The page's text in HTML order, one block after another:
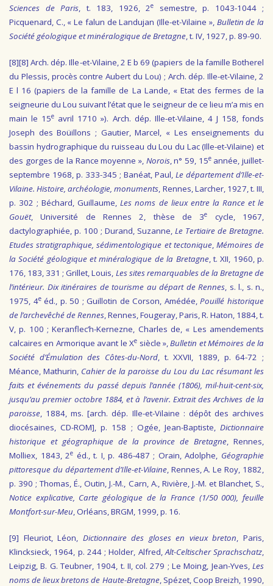
Sciences de Paris , t. 183, 1926, 2e
semestre, p. 1043-1044 ;
Picquenard, C., « Le falun de Landujan (Ille-et-Vilaine », Bulletin de la
Société géologique et minéralogique de Bretagne , t. IV, 1927, p. 89-90.
[8][8] Arch. dép. Ille-et-Vilaine, 2 E b 69 (papiers de la famille Botherel
du Plessis, procès contre Aubert du Lou) ; Arch. dép. Ille-et-Vilaine, 2
E l 16 (papiers de la famille de La Lande, « Etat des fermes de la
seigneurie du Lou suivant l’état que le seigneur de ce lieu m’a mis en
main le 15e avril 1710 »). Arch. dép. Ille-et-Vilaine, 4 J 158, fonds
Joseph des Boüillons ; Gautier, Marcel, « Les enseignements du
bassin hydrographique du ruisseau du Lou du Lac (Ille-et-Vilaine) et
des gorges de la Rance moyenne », Norois, n° 59, 15eannée, juillet-
septembre 1968, p. 333-345 ; Banéat, Paul, Le département d’Ille-et-
Vilaine. Histoire, archéologie, monuments , Rennes, Larcher, 1927, t. III,
p. 302 ; Béchard, Guillaume, Les noms de lieux entre la Rance et le
Gouët, Université de Rennes 2, thèse de 3e
cycle, 1967,
dactylographiée, p. 100 ; Durand, Suzanne, Le Tertiaire de Bretagne.
Etudes stratigraphique, sédimentologique et tectonique, Mémoires de
la Société géologique et minéralogique de la Bretagne, t. XII, 1960, p.
176, 183, 331 ; Grillet, Louis, Les sites remarquables de la Bretagne de
l’intérieur. Dix itinéraires de tourisme au départ de Rennes , s. l., s. n.,
1975, 4eéd., p. 50 ; Guillotin de Corson, Amédée, Pouillé historique
de l’archevêché de Rennes , Rennes, Fougeray, Paris, R. Haton, 1884, t.
V, p. 100 ; Keranflec’h-Kernezne, Charles de, « Les amendements
calcaires en Armorique avant le Xe siècle », Bulletin et Mémoires de la
Société d’Émulation des Côtes-du-Nord , t. XXVII, 1889, p. 64-72 ;
Méance, Mathurin, Cahier de la paroisse du Lou du Lac résumant les
faits et événements du passé depuis l’année (1806), mil-huit-cent-six,
jusqu’au premier octobre 1884, et à l’avenir. Extrait des Archives de la
paroisse , 1884, ms. [arch. dép. Ille-et-Vilaine : dépôt des archives
diocésaines, CD-ROM], p. 158 ; Ogée, Jean-Baptiste, Dictionnaire
historique et géographique de la province de Bretagne , Rennes,
Molliex, 1843, 2e éd., t. I, p. 486-487 ; Orain, Adolphe, Géographie
pittoresque du département d’Ille-et-Vilaine, Rennes, A. Le Roy, 1882,
p. 390 ; Thomas, É., Outin, J.-M., Carn, A., Rivière, J.-M. et Blanchet, S.,
Notice explicative, Carte géologique de la France (1/50 000), feuille
Montfort-sur-Meu , Orléans, BRGM, 1999, p. 16.
[9] Fleuriot, Léon, Dictionnaire des gloses en vieux breton , Paris,
Klincksieck, 1964, p. 244 ; Holder, Alfred, Alt-Celtischer Sprachschatz
Leipzig, B. G. Teubner, 1904, t. II, col. 279 ; Le Moing, Jean-Yves, Les
noms de lieux bretons de Haute-Bretagne, Spézet, Coop Breizh, 1990,